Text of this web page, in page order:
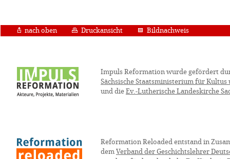
nach oben Druckansicht Bildnachweis
Impuls Reformation wurde gefördert
Sächsische Staatsministerium für Kultus
und die Ev.-Lutherische Landeskirche
Reformation Reloaded entstand in
dem Verband der Geschichtslehrer